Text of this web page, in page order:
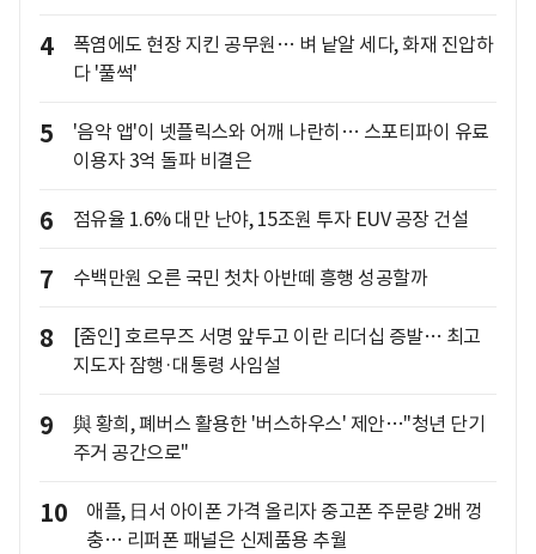
4
폭염에도 현장 지킨 공무원… 벼 낱알 세다, 화재 진압하
다 '풀썩'
5
'음악 앱'이 넷플릭스와 어깨 나란히… 스포티파이 유료
이용자 3억 돌파 비결은
6 점유율 1.6% 대만 난야, 15조원 투자 EUV 공장 건설
7 수백만원 오른 국민 첫차 아반떼 흥행 성공할까
8
[줌인] 호르무즈 서명 앞두고 이란 리더십 증발… 최고
지도자 잠행·대통령 사임설
9
與 황희, 폐버스 활용한 '버스하우스' 제안…"청년 단기
주거 공간으로"
10
애플, 日서 아이폰 가격 올리자 중고폰 주문량 2배 껑
충… 리퍼폰 패널은 신제품용 추월